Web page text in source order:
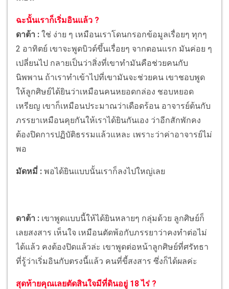
ฉะนั้นเราก็เริ่มอินแล้ว ?
ดาต้า : ใช่ ง่าย ๆ เหมือนเราโดนกรอกข้อมูลเรื่อยๆ ทุกๆ
2 อาทิตย์ เขาจะพูดบิวต์ขึ้นเรื่อยๆ จากตอนแรก มันค่อย ๆ
เปลี่ยนไป กลายเป็นว่าสิ่งที่เขาทำมันคือช่วยคนกับ
นิพพาน ถ้าเราทำเข้าไปที่เขามันจะช่วยคน เขาชอบพูด
ให้ลูกศิษย์ได้ยินว่าเหมือนคนหยอดกล่อง ชอบหยอด
เหรียญ เขาก็เหมือนประมาณว่าเดือดร้อน อาจารย์ต้นกับ
ภรรยาเหมือนคุยกันให้เราได้ยินกันเอง ว่าอีกสักพักคง
ต้องปิดการปฏิบัติธรรมแล้วแหละ เพราะว่าค่าอาจารย์ไม่
พอ
มัดหมี่ : พอได้ยินแบบนั้นเราก็ลงไปใหญ่เลย
ดาต้า : เขาพูดแบบนี้ให้ได้ยินหลายๆ กลุ่มด้วย ลูกศิษย์ก็
เลยสงสาร เห็นใจ เหมือนตัดพ้อกับภรรยาว่าคงทำต่อไม่
ได้แล้ว คงต้องปิดแล้วล่ะ เขาพูดต่อหน้าลูกศิษย์ที่ศรัทธา
ที่รู้ว่าเริ่มอินกับตรงนี้แล้ว คนที่ขี้สงสาร ซึ่งก็ได้ผลค่ะ
สุดท้ายคุณเลยตัดสินใจมีที่ดินอยู่ 18 ไร่ ?